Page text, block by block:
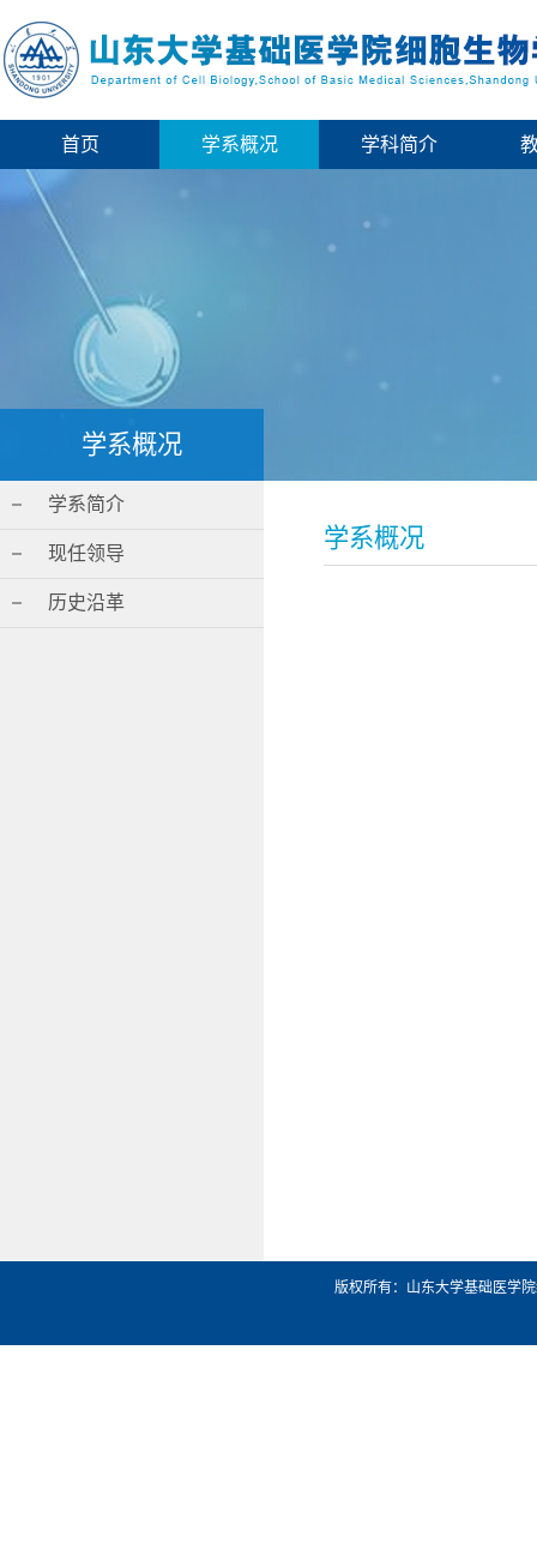
首页 学系概况 学科简介
学系概况
学系简介
现任领导
历史沿革
学系概况
版权所有：山东大学基础医学